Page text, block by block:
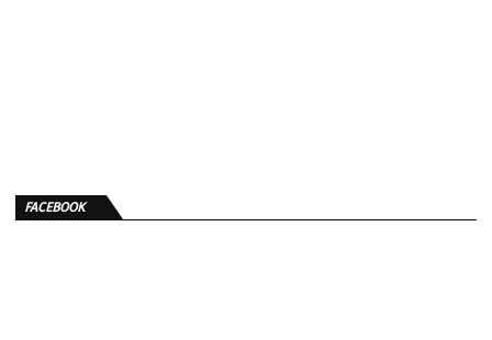
FACEBOOK